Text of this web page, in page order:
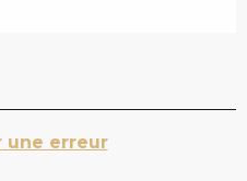
une erreur